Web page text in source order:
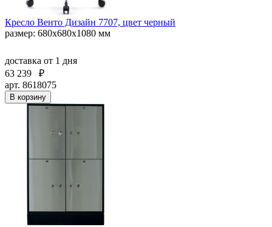
Кресло Венто Дизайн 7707, цвет черный
размер: 680х680х1080 мм
доставка от 1 дня
63 239
₽
арт. 8618075
В корзину